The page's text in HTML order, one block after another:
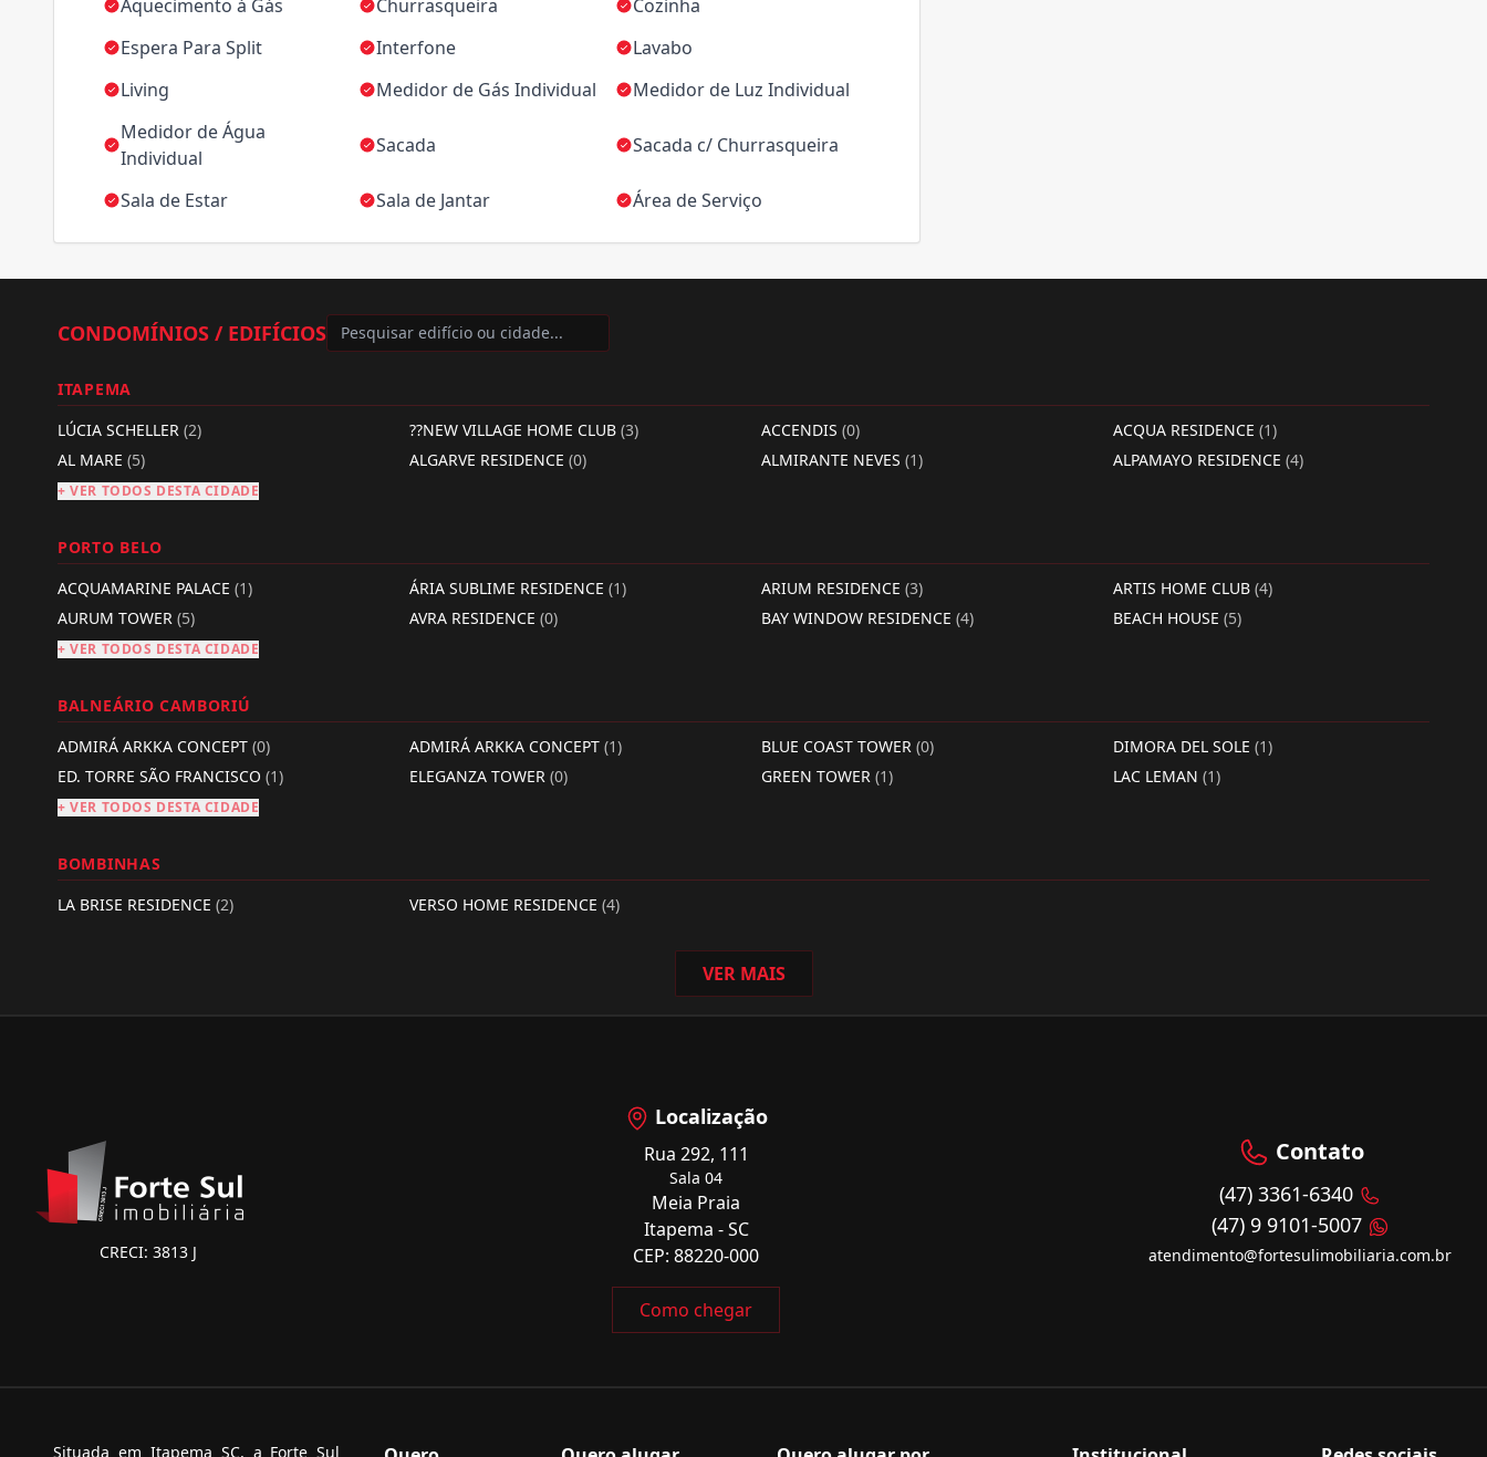
Aquecimento á Gás Churrasqueira
Cozinha
Espera Para Split
Interfone
Lavabo
Living
Medidor de Gás Individual
Medidor de Luz Individual
Medidor de Água
Individual
Sacada Sacada c/ Churrasqueira
Sala de Estar Sala de Jantar Área de Serviço
CONDOMÍNIOS / EDIFÍCIOS
ITAPEMA
LÚCIA SCHELLER (2) ??NEW VILLAGE HOME CLUB (3) ACCENDIS (0) ACQUA RESIDENCE (1)
AL MARE (5) ALGARVE RESIDENCE (0) ALMIRANTE NEVES (1) ALPAMAYO RESIDENCE (4)
+ VER TODOS DESTA CIDADE
PORTO BELO
ACQUAMARINE PALACE (1) ÁRIA SUBLIME RESIDENCE (1) ARIUM RESIDENCE (3) ARTIS HOME CLUB (4)
AURUM TOWER (5) AVRA RESIDENCE (0) BAY WINDOW RESIDENCE (4) BEACH HOUSE (5)
+ VER TODOS DESTA CIDADE
BALNEÁRIO CAMBORIÚ
ADMIRÁ ARKKA CONCEPT (0) ADMIRÁ ARKKA CONCEPT (1) BLUE COAST TOWER (0) DIMORA DEL SOLE (1)
ED. TORRE SÃO FRANCISCO (1) ELEGANZA TOWER (0) GREEN TOWER (1) LAC LEMAN (1)
+ VER TODOS DESTA CIDADE
BOMBINHAS
LA BRISE RESIDENCE (2) VERSO HOME RESIDENCE (4)
VER MAIS
CRECI: 3813 J
Localização
Rua 292, 111
Sala 04
Meia Praia
Itapema - SC
CEP: 88220-000
Como chegar
Contato
(47) 3361-6340
(47) 9 9101-5007
atendimento@fortesulimobiliaria.com.br
Situada em Itapema SC, a Forte Sul